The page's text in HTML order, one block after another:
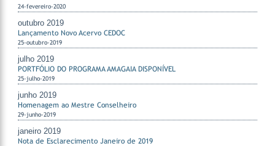
24-fevereiro-2020
outubro 2019
Lançamento Novo Acervo CEDOC
25-outubro-2019
julho 2019
PORTFÓLIO DO PROGRAMA AMAGAIA DISPONÍVEL
25-julho-2019
junho 2019
Homenagem ao Mestre Conselheiro
29-junho-2019
janeiro 2019
Nota de Esclarecimento Janeiro de 2019